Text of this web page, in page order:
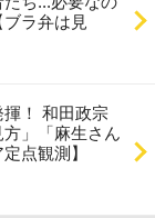
ラ弁は見
！ 和田政宗
」「麻生さん
点観測】